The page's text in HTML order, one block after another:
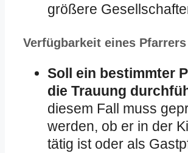
größere
Verfügbarkeit eines Pfarrers
Soll ein bestimmter
die Trauung
diesem Fall muss
werden, ob er in der
tätig ist oder als